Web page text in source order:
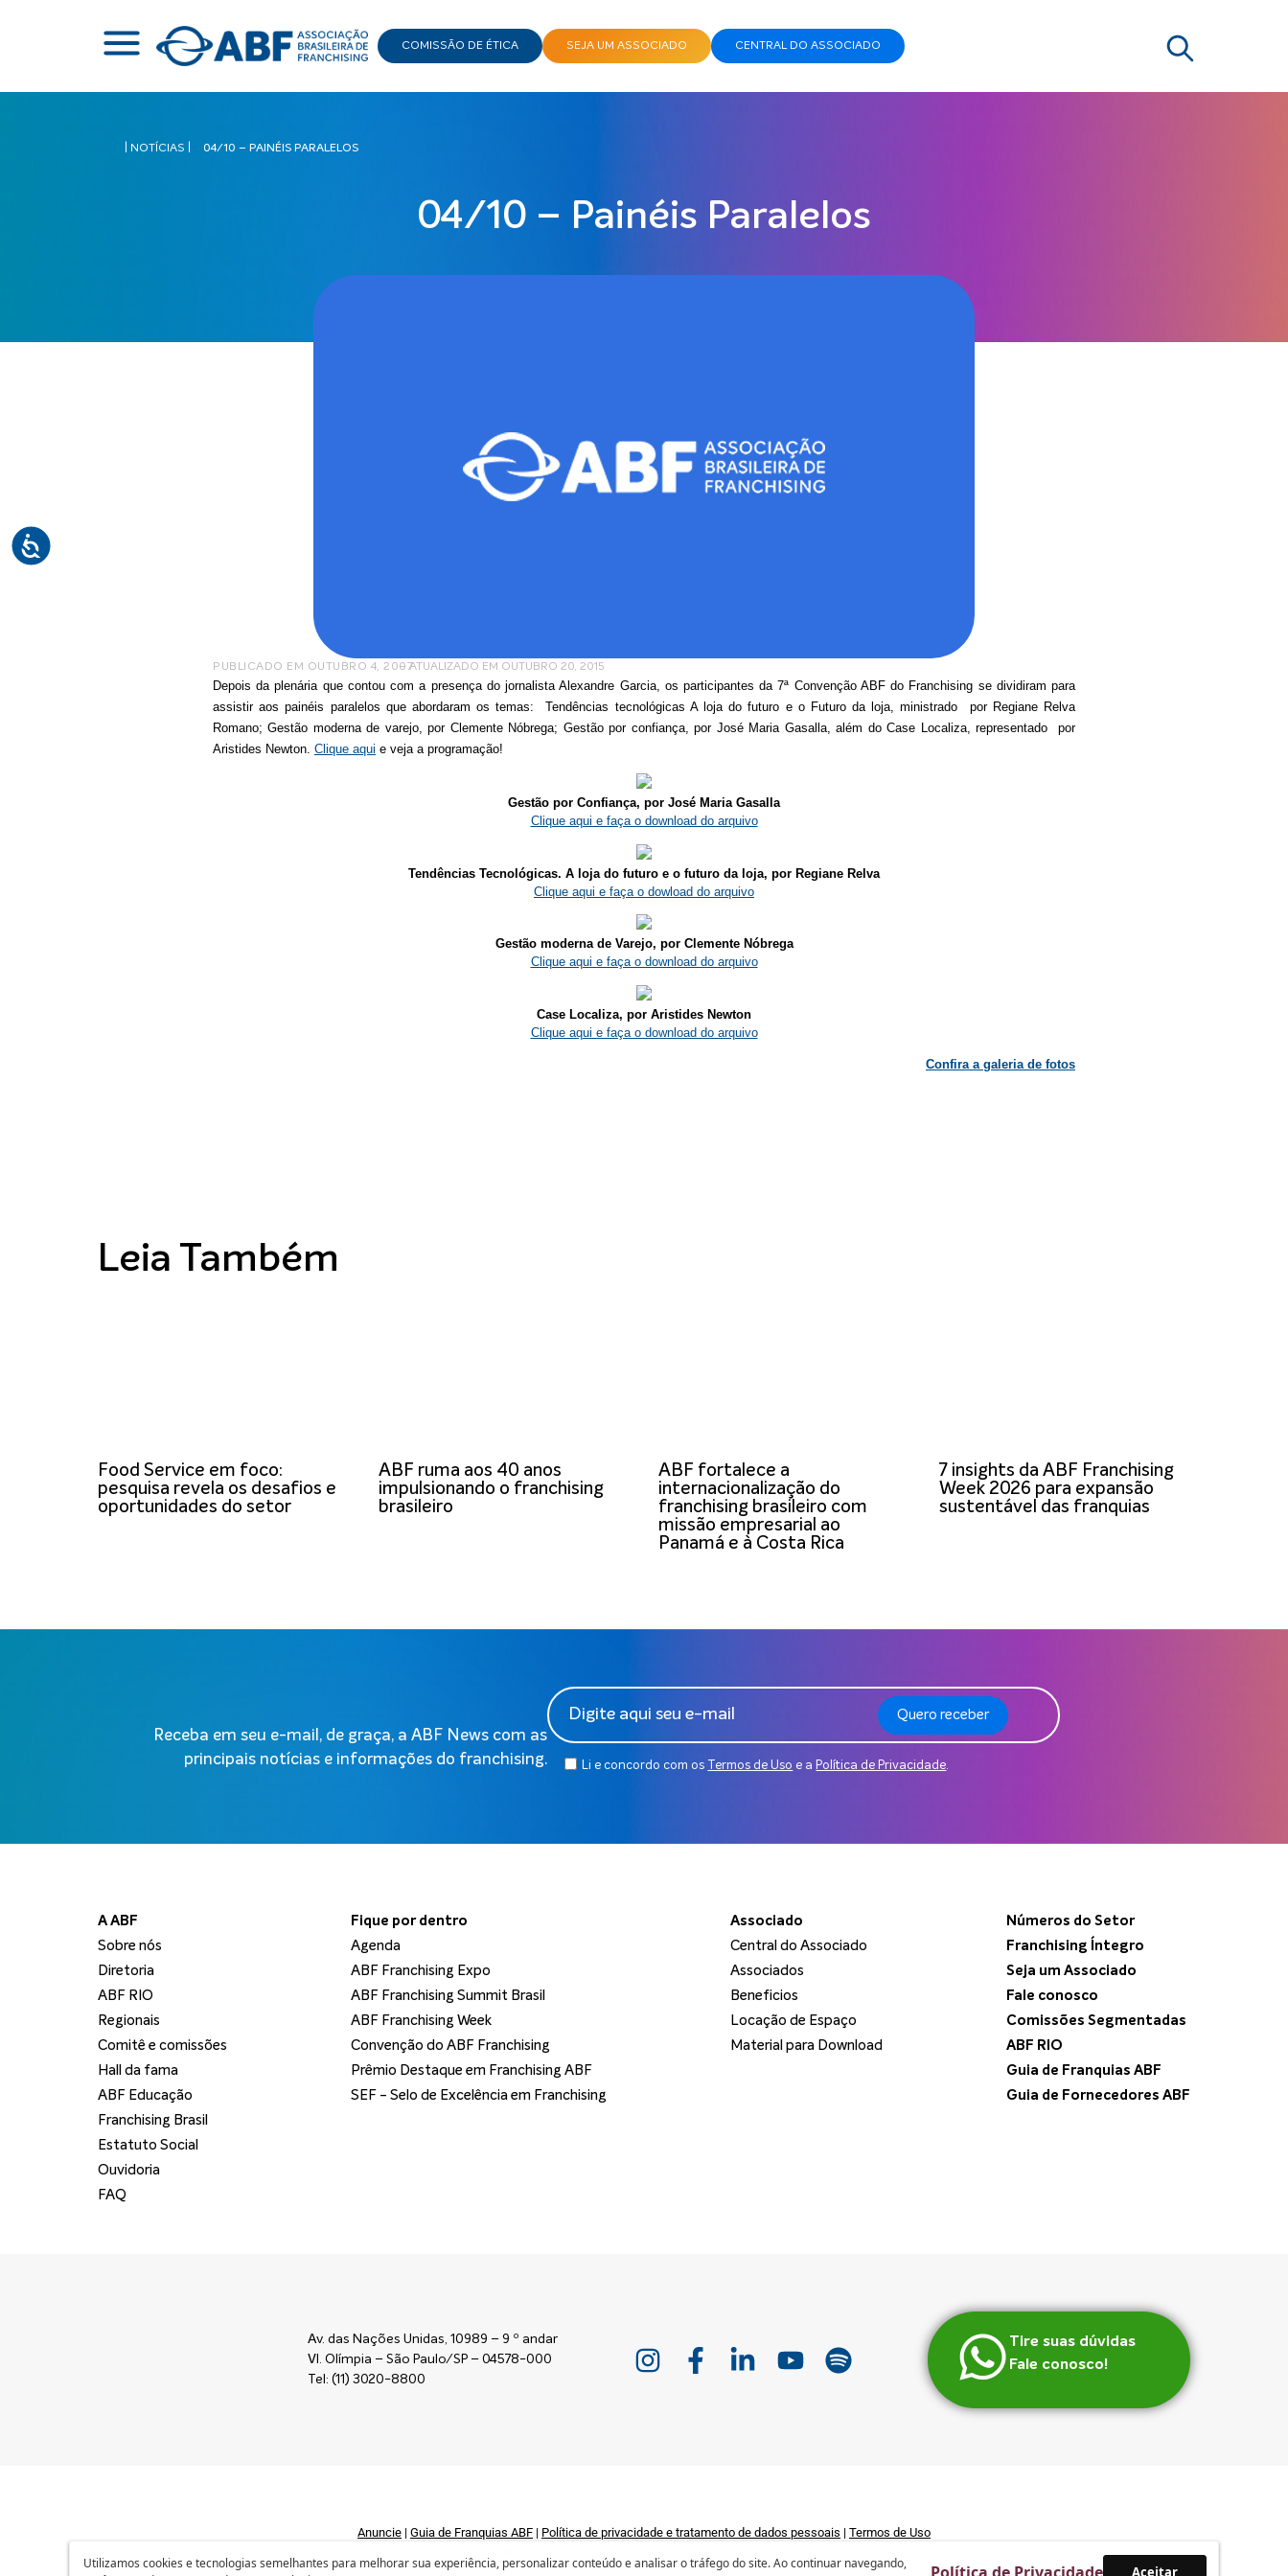
COMISSÃO DE ÉTICA SEJA UM ASSOCIADO CENTRAL DO ASSOCIADO
NOTÍCIAS 04/10 – PAINÉIS PARALELOS
04/10 – Painéis Paralelos
PUBLICADO EM OUTUBRO 4, 2007– ATUALIZADO EM OUTUBRO 20, 2015
Depois da plenária que contou com a presença do jornalista Alexandre Garcia, os participantes da 7ª Convenção ABF do Franchising se dividiram para
assistir aos painéis paralelos que abordaram os temas: Tendências tecnológicas A loja do futuro e o Futuro da loja, ministrado por Regiane Relva
Romano; Gestão moderna de varejo, por Clemente Nóbrega; Gestão por confiança, por José Maria Gasalla, além do Case Localiza, representado por
Aristides Newton. Clique aqui e veja a programação!
Gestão por Confiança, por José Maria Gasalla
Clique aqui e faça o download do arquivo
Tendências Tecnológicas. A loja do futuro e o futuro da loja, por Regiane Relva
Clique aqui e faça o dowload do arquivo
Gestão moderna de Varejo, por Clemente Nóbrega
Clique aqui e faça o download do arquivo
Case Localiza, por Aristides Newton
Clique aqui e faça o download do arquivo
Confira a galeria de fotos
Leia Também
Food Service em foco:
pesquisa revela os desafios e
oportunidades do setor
ABF ruma aos 40 anos
impulsionando o franchising
brasileiro
ABF fortalece a
internacionalização do
franchising brasileiro com
missão empresarial ao
Panamá e à Costa Rica
7 insights da ABF Franchising
Week 2026 para expansão
sustentável das franquias
Receba em seu e-mail, de graça, a ABF News com as
principais notícias e informações do franchising.
Li e concordo com os Termos de Uso e a Política de Privacidade.
Quero receber
A ABF
Sobre nós
Diretoria
ABF RIO
Regionais
Comitê e comissões
Hall da fama
ABF Educação
Franchising Brasil
Estatuto Social
Ouvidoria
FAQ
Fique por dentro
Agenda
ABF Franchising Expo
ABF Franchising Summit Brasil
ABF Franchising Week
Convenção do ABF Franchising
Prêmio Destaque em Franchising ABF
SEF - Selo de Excelência em Franchising
Associado
Central do Associado
Associados
Beneficios
Locação de Espaço
Material para Download
Números do Setor
Franchising Íntegro
Seja um Associado
Fale conosco
Comissões Segmentadas
ABF RIO
Guia de Franquias ABF
Guia de Fornecedores ABF
Av. das Nações Unidas, 10989 – 9 º andar
Vl. Olímpia – São Paulo/SP – 04578-000
Tel: (11) 3020-8800
Tire suas dúvidas
Fale conosco!
Anuncie | Guia de Franquias ABF | Política de privacidade e tratamento de dados pessoais | Termos de Uso
Desenvolvido pormufasa
Utilizamos cookies e tecnologias semelhantes para melhorar sua experiência, personalizar conteúdo e analisar o tráfego do site. Ao continuar navegando,
Aceitar